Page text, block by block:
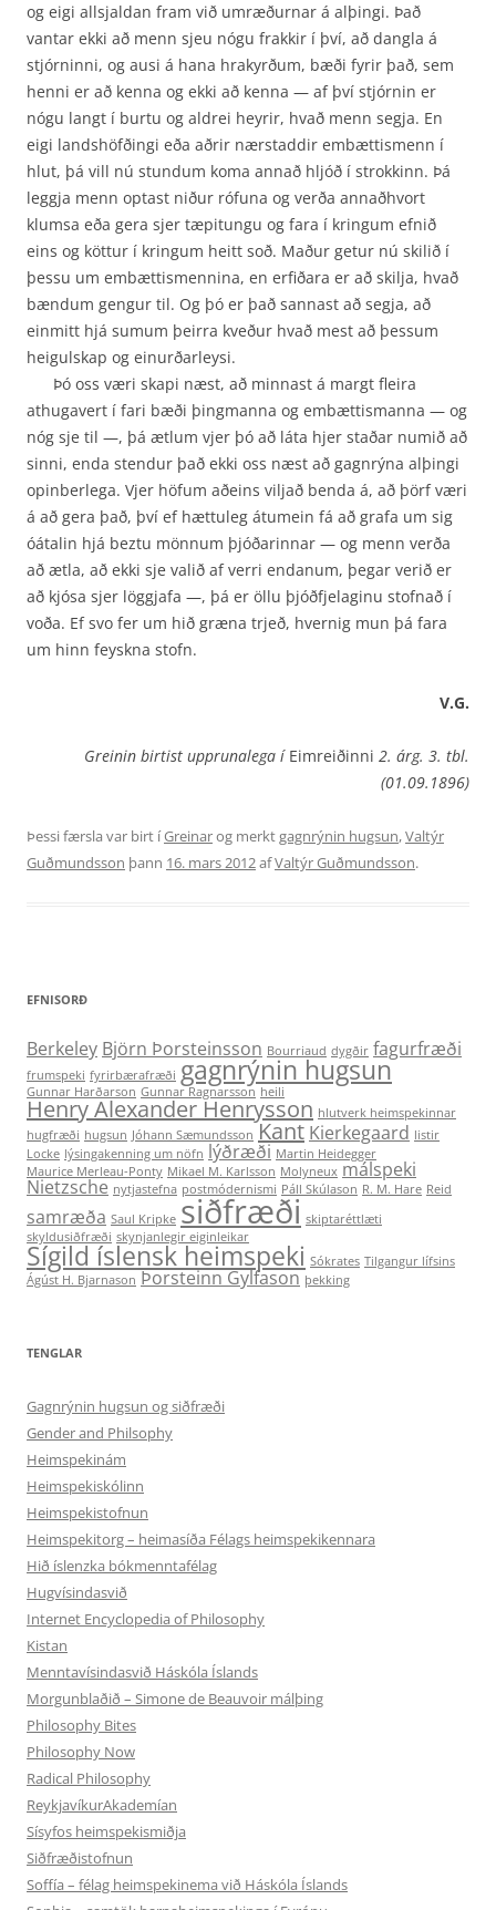
og eigi allsjaldan fram við umræður­nar á alþingi. Það
vantar ekki að menn sjeu nógu frakkir í því, að dangla á
stjórninni, og ausi á hana hrakyrðum, bæði fyrir það, sem
henni er að kenna og ekki að kenna — af því stjórnin er
nógu langt í burtu og aldrei heyrir, hvað menn segja. En
eigi landshöfðingi eða aðrir nærstaddir embættismenn í
hlut, þá vill nú stundum koma annað hljóð í strokkinn. Þá
leggja menn optast niður rófuna og verða annaðhvort
klumsa eða gera sjer tæpitungu og fara í kringum efnið
eins og köttur í kringum heitt soð. Maður getur nú skilið í
þessu um embættismennina, en erfiðara er að skilja, hvað
bændum gengur til. Og þó er það sannast að segja, að
einmitt hjá sumum þeirra kveður hvað mest að þessum
heigulskap og einurðarleysi.
Þó oss væri skapi næst, að minnast á margt fleira
athugavert í fari bæði þingmanna og embættismanna — og
nóg sje til —, þá ætlum vjer þó að láta hjer staðar numið að
sinni, enda stendur það ekki oss næst að gagnrýna alþingi
opinberlega. Vjer höfum aðeins viljað benda á, að þörf væri
á að gera það, því ef hættuleg átumein fá að grafa um sig
óátalin hjá beztu mönnum þjóðarinnar — og menn verða
að ætla, að ekki sje valið af verri endanum, þegar verið er
að kjósa sjer löggjafa —, þá er öllu þjóðfjelaginu stofnað í
voða. Ef svo fer um hið græna trjeð, hvernig mun þá fara
um hinn feyskna stofn.
V.G.
Greinin birtist upprunalega íEimreiðinni 2. árg. 3. tbl.
(01.09.1896)
Þessi færsla var birt íGreinarog merktgagnrýnin hugsun,Valtýr
Guðmundsson þann 16. mars 2012afValtýr Guðmundsson.
EFNISORÐ
Berkeley Björn Þorsteinsson Bourriaud dygðir fagurfræði
frumspeki fyrirbærafræði gagnrýnin hugsun
Gunnar Harðarson Gunnar Ragnarsson heili
Henry Alexander Henrysson hlutverk heimspekinnar
hugfræði hugsun Jóhann Sæmundsson Kant Kierkegaard listir
Locke lýsingakenning um nöfn lýðræði Martin Heidegger
Maurice Merleau-Ponty Mikael M. Karlsson Molyneux málspeki
Nietzsche nytjastefna postmódernismi Páll Skúlason R. M. Hare Reid
samræða Saul Kripke siðfræði skiptaréttlæti
skyldusiðfræði skynjanlegir eiginleikar
Sígild íslensk heimspeki Sókrates Tilgangur lífsins
Ágúst H. Bjarnason Þorsteinn Gylfason þekking
TENGLAR
Gagnrýnin hugsun og siðfræði
Gender and Philsophy
Heimspekinám
Heimspekiskólinn
Heimspekistofnun
Heimspekitorg – heimasíða Félags heimspekikennara
Hið íslenzka bókmenntafélag
Hugvísindasvið
Internet Encyclopedia of Philosophy
Kistan
Menntavísindasvið Háskóla Íslands
Morgunblaðið – Simone de Beauvoir málþing
Philosophy Bites
Philosophy Now
Radical Philosophy
ReykjavíkurAkademían
Sísyfos heimspekismiðja
Siðfræðistofnun
Soffía – félag heimspekinema við Háskóla Íslands